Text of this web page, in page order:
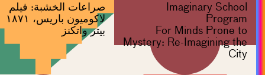
Imaginary School
Program
For Minds Prone to
Mystery: Re-Imagining the
City
صراعات الخشبة: فيلم
لاكوميون باريس، ١٨٧١
بيتر واتكنز